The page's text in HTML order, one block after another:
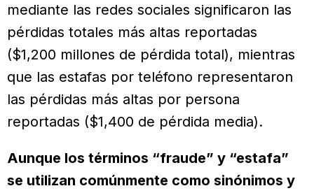
mediante las redes sociales significaron las
pérdidas totales más altas reportadas
($1,200 millones de pérdida total), mientras
que las estafas por teléfono representaron
las pérdidas más altas por persona
reportadas ($1,400 de pérdida media).
Aunque los términos “fraude” y “estafa”
se utilizan comúnmente como sinónimos y